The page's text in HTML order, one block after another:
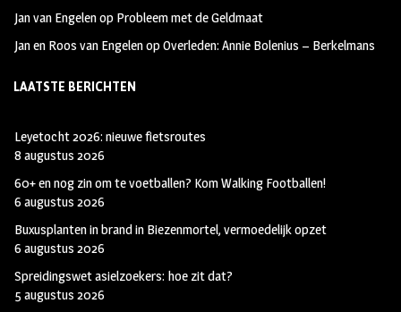
Jan van Engelenop Probleem met de Geldmaat
Jan en Roos van EngelenopOverleden: Annie Bolenius – Berkelmans
LAATSTE BERICHTEN
Leyetocht 2026: nieuwe fietsroutes
8 augustus 2026
60+ en nog zin om te voetballen? Kom Walking Footballen!
6 augustus 2026
Buxusplanten in brand in Biezenmortel, vermoedelijk opzet
6 augustus 2026
Spreidingswet asielzoekers: hoe zit dat?
5 augustus 2026